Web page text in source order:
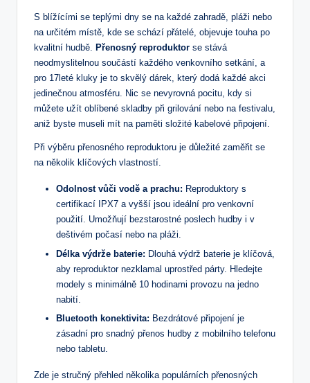
S blížícími se teplými dny se na každé zahradě, pláži nebo
na určitém místě, kde se schází přátelé, objevuje touha po
kvalitní hudbě. Přenosný reproduktor se stává
neodmyslitelnou součástí každého venkovního setkání, a
pro 17leté kluky je to skvělý dárek, který dodá každé akci
jedinečnou atmosféru. Nic se nevyrovná pocitu, kdy si
můžete užít oblíbené skladby při grilování nebo na festivalu,
aniž byste museli mít na paměti složité kabelové připojení.
Při výběru přenosného reproduktoru je důležité zaměřit se
na několik klíčových vlastností.
Odolnost vůči vodě a prachu: Reproduktory s
certifikací IPX7 a vyšší jsou ideální pro venkovní
použití. Umožňují bezstarostné poslech hudby i v
deštivém počasí nebo na pláži.
Délka výdrže baterie: Dlouhá výdrž baterie je klíčová,
aby reproduktor nezklamal uprostřed párty. Hledejte
modely s minimálně 10 hodinami provozu na jedno
nabití.
Bluetooth konektivita: Bezdrátové připojení je
zásadní pro snadný přenos hudby z mobilního telefonu
nebo tabletu.
Zde je stručný přehled několika populárních přenosných